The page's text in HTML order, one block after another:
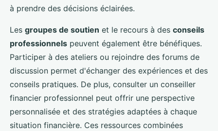
à prendre des décisions éclairées.
Les groupes de soutien et le recours à des conseils
professionnels peuvent également être bénéfiques.
Participer à des ateliers ou rejoindre des forums de
discussion permet d'échanger des expériences et des
conseils pratiques. De plus, consulter un conseiller
financier professionnel peut offrir une perspective
personnalisée et des stratégies adaptées à chaque
situation financière. Ces ressources combinées